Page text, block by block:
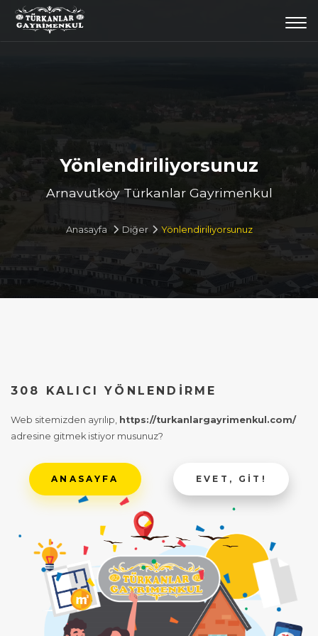
Yönlendiriliyorsunuz
Arnavutköy Türkanlar Gayrimenkul
Anasayfa Diğer Yönlendiriliyorsunuz
308 KALICI YÖNLENDIRME
Web sitemizden ayrılıp, https://turkanlargayrimenkul.com/
adresine gitmek istiyor musunuz?
ANASAYFA EVET, GIT!